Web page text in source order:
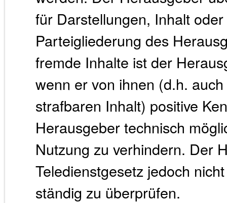
für Darstellungen, Inhalt
Parteigliederung des
fremde Inhalte ist der
wenn er von ihnen (d.h.
strafbaren Inhalt) positive
Herausgeber technisch
Nutzung zu verhindern. Der
Teledienstgesetz jedoch
ständig zu überprüfen.